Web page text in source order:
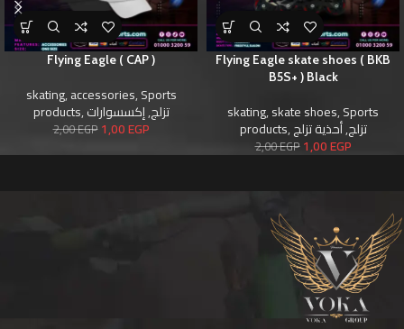
Flying Eagle ( CAP )
skating,accessories,Sports
products, تزلج,إكسسوارات
2,00EGP1,00EGP
Flying Eagle skate shoes ( BKB
B5S+ ) Black
skating,skate shoes,Sports
products, تزلج,أحذية تزلج
2,00EGP1,00EGP